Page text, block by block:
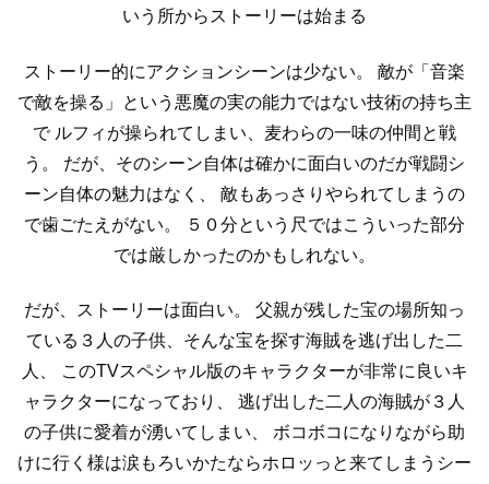
いう所からストーリーは始まる
ストーリー的にアクションシーンは少ない。
敵が「音楽
で敵を操る」という悪魔の実の能力ではない技術の持ち主
でルフィが操られてしまい、麦わらの一味の仲間と戦
う。
だが、そのシーン自体は確かに面白いのだが戦闘シ
ーン自体の魅力はなく、
敵もあっさりやられてしまうの
で歯ごたえがない。
５０分という尺ではこういった部分
では厳しかったのかもしれない。
だが、ストーリーは面白い。
父親が残した宝の場所知っ
ている３人の子供、そんな宝を探す海賊を逃げ出した二
人、
このTVスペシャル版のキャラクターが非常に良いキ
ャラクターになっており、
逃げ出した二人の海賊が３人
の子供に愛着が湧いてしまい、
ボコボコになりながら助
けに行く様は涙もろいかたならホロッっと来てしまうシー